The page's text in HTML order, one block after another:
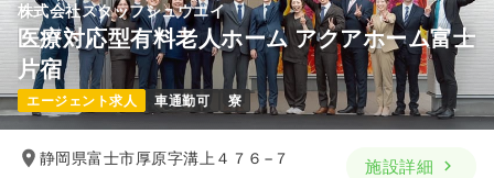
株式会社スタッフシュウエイ
医療対応型有料老人ホーム アクアホーム富士
片宿
エージェント求人 車通勤可 寮
静岡県富士市厚原字溝上４７６−７ 施設詳細